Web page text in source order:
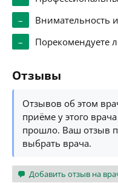
–
Внимательность
–
Порекомендуете
Отзывы
Отзывов об этом
приёме у этого
прошло. Ваш отзыв
выбрать врача.
Добавить отзыв на